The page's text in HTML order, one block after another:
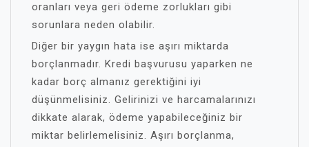
oranları veya geri ödeme zorlukları gibi
sorunlara neden olabilir.
Diğer bir yaygın hata ise aşırı miktarda
borçlanmadır. Kredi başvurusu yaparken ne
kadar borç almanız gerektiğini iyi
düşünmelisiniz. Gelirinizi ve harcamalarınızı
dikkate alarak, ödeme yapabileceğiniz bir
miktar belirlemelisiniz. Aşırı borçlanma,